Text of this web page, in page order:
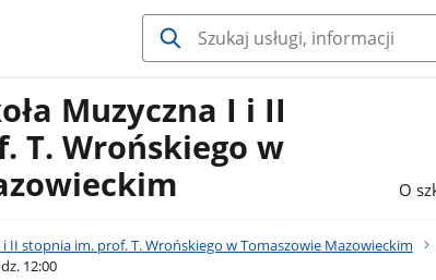
Muzyczna I i II
T. Wrońskiego w
O
i II stopnia im. prof. T. Wrońskiego w Tomaszowie Mazowieckim
12:00